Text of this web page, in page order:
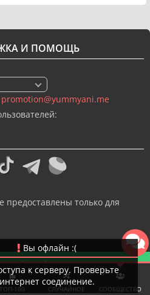
ТОП-100 СЛУЧАЙНОЕ СООБЩЕСТВО
предоставлены только для
И ПОМОЩЬ
promotion@yummyani.me
сайта
Все права защищены.
Вы офлайн :(
к серверу. Проверьте
интернет соединение.